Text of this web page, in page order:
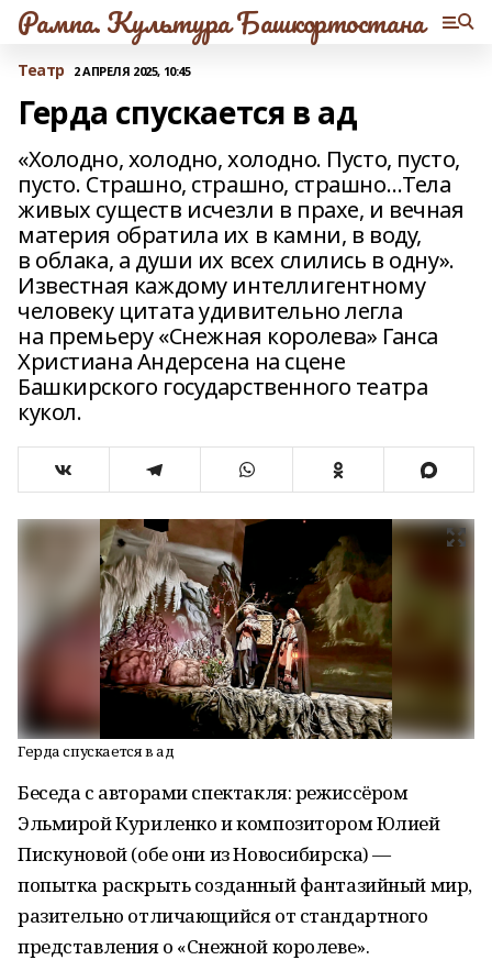
Рампа. Культура Башкортостана
Театр 2 АПРЕЛЯ 2025, 10:45
Герда спускается в ад
«Холодно, холодно, холодно. Пусто, пусто,
пусто. Страшно, страшно, страшно…Тела
живых существ исчезли в прахе, и вечная
материя обратила их в камни, в воду,
в облака, а души их всех слились в одну».
Известная каждому интеллигентному
человеку цитата удивительно легла
на премьеру «Снежная королева» Ганса
Христиана Андерсена на сцене
Башкирского государственного театра
кукол.
Герда спускается в ад
Беседа с авторами спектакля: режиссёром
Эльмирой Куриленко и композитором Юлией
Пискуновой (обе они из Новосибирска) —
попытка раскрыть созданный фантазийный мир,
разительно отличающийся от стандартного
представления о «Снежной королеве».